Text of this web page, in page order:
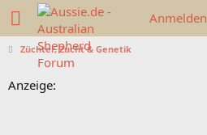
Anmelden
Züchter, Zucht & Genetik
Anzeige: